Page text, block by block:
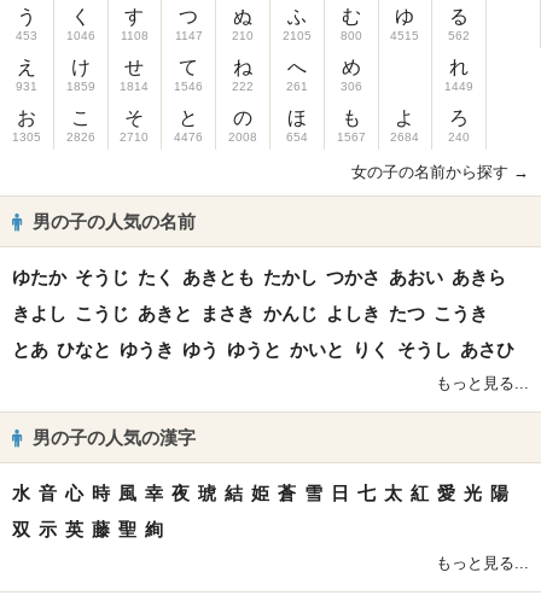
う
453
え
931
お
1305
く
1046
け
1859
こ
2826
す
1108
せ
1814
そ
2710
つ
1147
て
1546
と
4476
ぬ
210
ね
222
の
2008
ふ
2105
へ
261
ほ
654
む
800
め
306
も
1567
ゆ
4515
よ
2684
る
562
れ
1449
ろ
240
女の子の名前から探す →
男の子の人気の名前
ゆたか そうじ たく あきとも たかし つかさ あおい あきら
きよし こうじ あきと まさき かんじ よしき たつ こうき
とあ ひなと ゆうき ゆう ゆうと かいと りく そうし あさひ
もっと見る...
男の子の人気の漢字
水 音 心 時 風 幸 夜 琥 結 姫 蒼 雪 日 七 太 紅 愛 光 陽
双 示 英 藤 聖 絢
もっと見る...